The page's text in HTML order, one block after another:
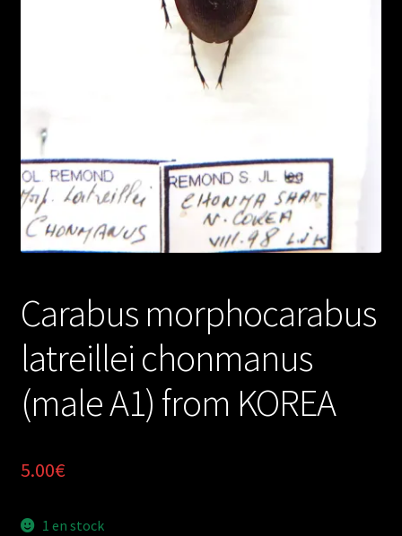
Carabus morphocarabus
latreillei chonmanus
(male A1) from KOREA
5.00€
1 en stock